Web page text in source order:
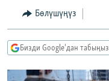
БҮГҮН АЗАТТЫКТА
ПОДКАСТ
Русский
Бөлүшүңүз
Бизди Google'дан табыңыз